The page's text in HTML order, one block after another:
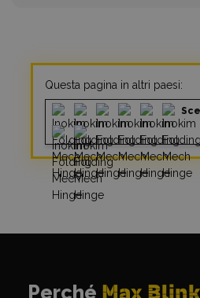
Questa pagina in altri paesi:
Perché Max